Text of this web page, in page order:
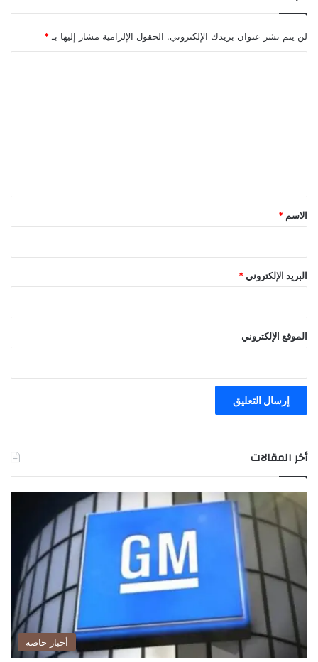
ة
ب
س
ء
لن يتم نشر عنوان بريدك الإلكتروني. الحقول الإلزامية مشار إليها بـ *
*
الاسم *
البريد الإلكتروني *
الموقع الإلكتروني
أخر المقالات
أخبار خاصة